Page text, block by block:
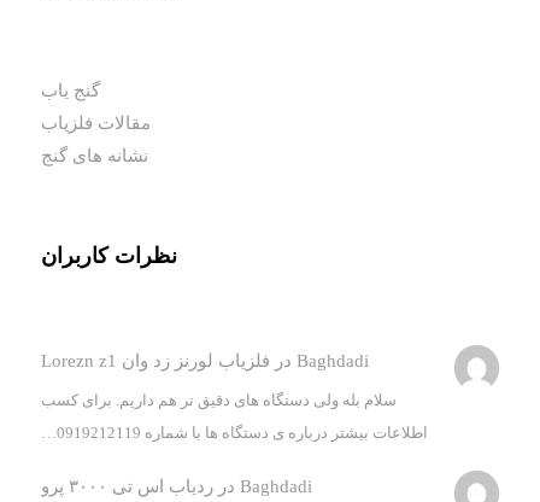
گنج یاب
مقالات فلزیاب
نشانه های گنج
نظرات کاربران
Baghdadi در فلزیاب لورنز زد وان Lorezn z1
سلام بله ولی دستگاه های دقیق تر هم داریم. برای کسب
اطلاعات بیشتر درباره ی دستگاه ها با شماره 0919212119…
Baghdadi درردیاب اس تی ۳۰۰۰ پرو